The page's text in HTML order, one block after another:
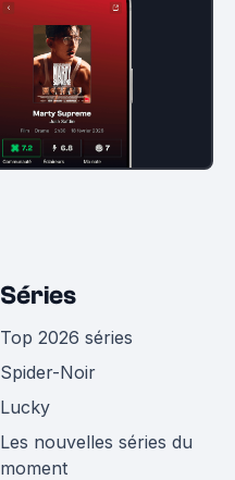
Séries
Top 2026 séries
Spider-Noir
Lucky
Les nouvelles séries du
moment